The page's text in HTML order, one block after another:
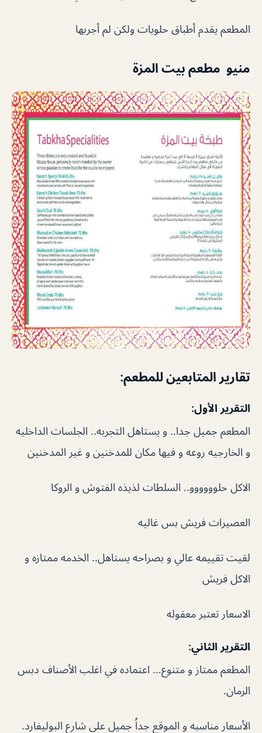
المطعم يقدم أطباق حلويات ولكن لم أجربها
منيو مطعم بيت المزة
تقارير المتابعين للمطعم:
التقرير الأول:
المطعم جميل جدا.. و يستاهل التجربه.. الجلسات الداخليه
و الخارجيه روعه و فيها مكان للمدخنين و غير المدخنين
الاكل حلوووووو.. السلطات لذيذه الفتوش و الروكا
العصيرات فريش بس غاليه
لقيت تقييمه عالي و بصراحه يستاهل.. الخدمه ممتازه و
الاكل فريش
الاسعار تعتبر معقوله
التقرير الثاني:
المطعم ممتاز و متنوع… اعتماده في اغلب الأصناف دبس
الرمان.
الأسعار مناسبه و الموقع جداُ جميل على شارع البوليفارد.